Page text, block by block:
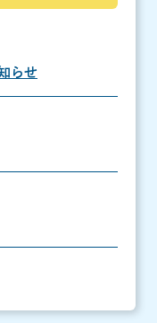
らせ